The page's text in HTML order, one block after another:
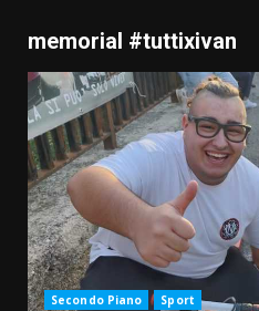
memorial #tuttixivan
Secondo Piano Sport